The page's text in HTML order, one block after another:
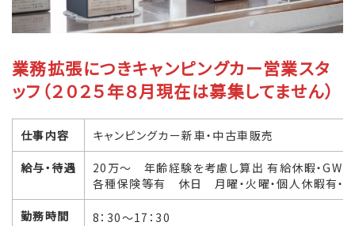
業務拡張につきキャンピングカー営業スタ
ッフ（２０２５年８月現在は募集してません）
仕事内容 キャンピングカー新車・中古車販売
給与・待遇
20万～ 年齢経験を考慮し算出 有給休暇・GW・
各種保険等有 休日 月曜・火曜・個人休暇有・
勤務時間
8：30～17：30